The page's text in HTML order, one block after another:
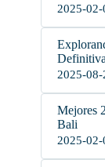
2025-02-
Definitiva
2025-08-
Mejores
Bali
2025-02-